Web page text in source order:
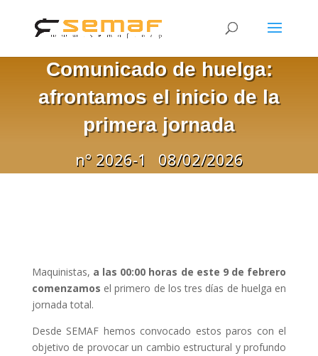
Comunicado de huelga:
afrontamos el inicio de la
primera jornada
nº 2026-1 08/02/2026
Maquinistas, a las 00:00 horas de este 9 de febrero
comenzamos el primero de los tres días de huelga en
jornada total.
Desde SEMAF hemos convocado estos paros con el
objetivo de provocar un cambio estructural y profundo